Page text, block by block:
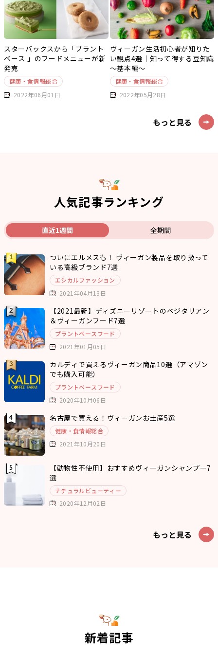
スターバックスから「プラント
ベース 」のフードメニューが新
発売
健康・食情報総合
2022年06月01日
ヴィーガン生活初心者が知りた
い観点4選｜知って得する豆知識
～基本編～
健康・食情報総合
2022年05月28日
もっと見る
人気記事ランキング
直近1週間 全期間
ついにエルメスも！ ヴィーガン製品を取り扱って
いる高級ブランド7選
エシカルファッション
2021年04月13日
【2021最新】ディズニーリゾートのベジタリアン
＆ヴィーガンフード7選
プラントベースフード
2021年01月05日
カルディで買えるヴィーガン商品10選（アマゾン
でも購入可能）
プラントベースフード
2020年10月06日
名古屋で買える！ヴィーガンお土産5選
健康・食情報総合
2021年10月20日
【動物性不使用】おすすめヴィーガンシャンプー7
選
ナチュラルビューティー
2020年12月02日
もっと見る
新着記事